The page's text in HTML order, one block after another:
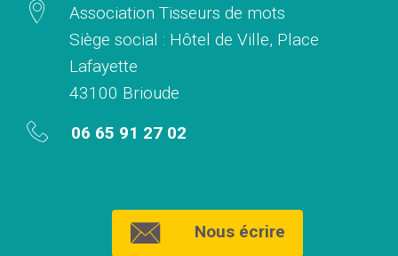
Association Tisseurs de mots
Siège social : Hôtel de Ville, Place
Lafayette
43100 Brioude
06 65 91 27 02
Nous écrire